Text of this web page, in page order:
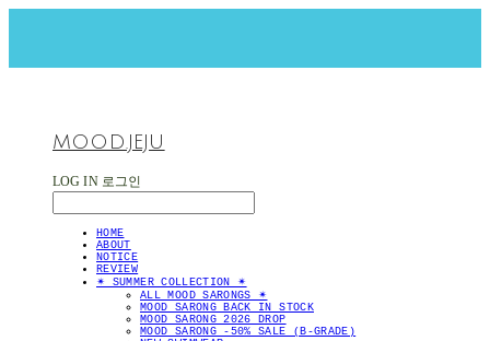
MOOD.JEJU
LOG IN 로그인
HOME
ABOUT
NOTICE
REVIEW
✴︎ SUMMER COLLECTION ✴︎
ALL MOOD SARONGS ✴︎
MOOD SARONG BACK IN STOCK
MOOD SARONG 2026 DROP
MOOD SARONG -50% SALE (B-GRADE)